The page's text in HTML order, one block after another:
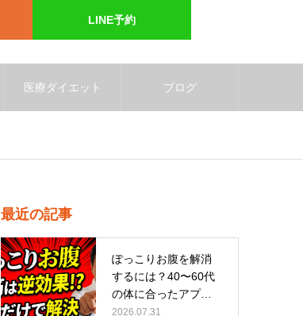
LINE予約
医療ダイエット ブログ
最近の記事
ぽっこりお腹を解消
するには？40〜60代
の体に合ったアプロ
ーチ
2026.07.31